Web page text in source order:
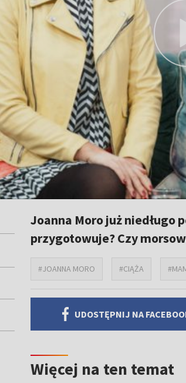
Joanna Moro już niedługo
przygotowuje? Czy
#JOANNA MORO #CIĄŻA
UDOSTĘPNIJ NA
Więcej na ten temat